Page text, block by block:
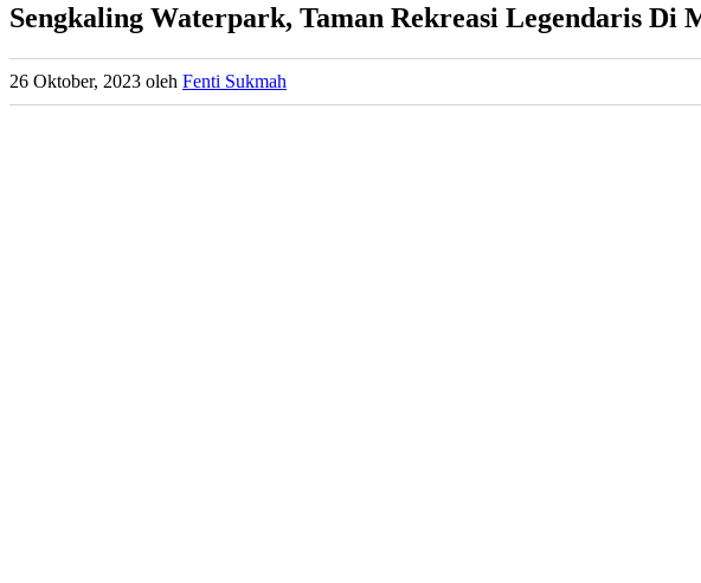
Sengkaling Waterpark, Taman Rekreasi Legendaris Di
26 Oktober, 2023 oleh Fenti Sukmah